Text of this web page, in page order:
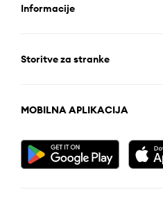
Informacije
Storitve za stranke
MOBILNA APLIKACIJA